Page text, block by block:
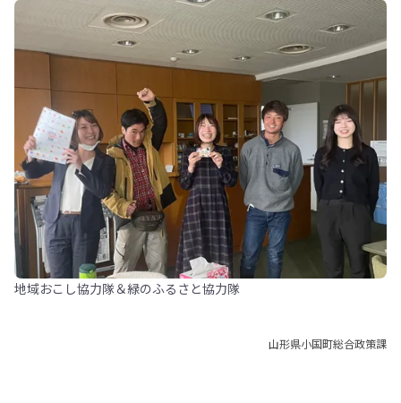
地域おこし協力隊＆緑のふるさと協力隊
山形県小国町総合政策課